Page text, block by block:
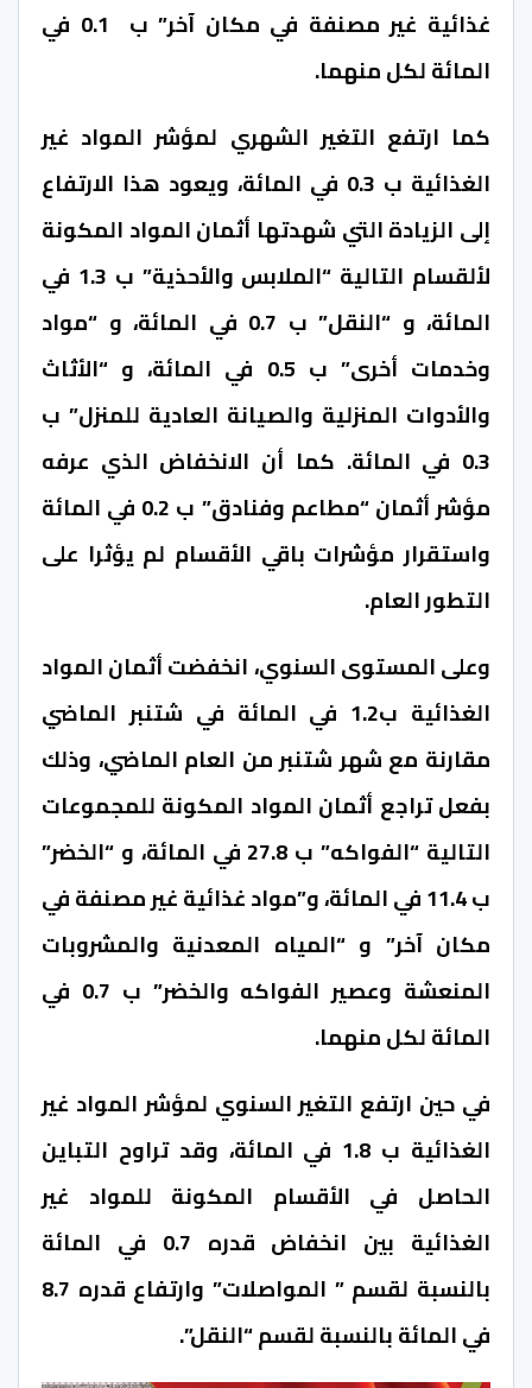
غذائية غير مصنفة في مكان آخر” ب 0.1 في
المائة لكل منهما.
كما ارتفع التغير الشهري لمؤشر المواد غير
الغذائية ب 0.3 في المائة، ويعود هذا الارتفاع
إلى الزيادة التي شهدتها أثمان المواد المكونة
لألقسام التالية “الملابس والأحذية” ب 1.3 في
المائة، و “النقل” ب 0.7 في المائة، و “مواد
وخدمات أخرى” ب 0.5 في المائة، و “الأثاث
والأدوات المنزلية والصيانة العادية للمنزل” ب
0.3 في المائة. كما أن الانخفاض الذي عرفه
مؤشر أثمان “مطاعم وفنادق” ب 0.2 في المائة
واستقرار مؤشرات باقي الأقسام لم يؤثرا على
التطور العام.
وعلى المستوى السنوي، انخفضت أثمان المواد
الغذائية ب1.2 في المائة في شتنبر الماضي
مقارنة مع شهر شتنبر من العام الماضي، وذلك
بفعل تراجع أثمان المواد المكونة للمجموعات
التالية “الفواكه” ب 27.8 في المائة، و “الخضر”
ب 11.4 في المائة، و”مواد غذائية غير مصنفة في
مكان آخر” و “المياه المعدنية والمشروبات
المنعشة وعصير الفواكه والخضر” ب 0.7 في
المائة لكل منهما.
في حين ارتفع التغير السنوي لمؤشر المواد غير
الغذائية ب 1.8 في المائة، وقد تراوح التباين
الحاصل في الأقسام المكونة للمواد غير
الغذائية بين انخفاض قدره 0.7 في المائة
بالنسبة لقسم ” المواصلات” وارتفاع قدره 8.7
في المائة بالنسبة لقسم “النقل”.